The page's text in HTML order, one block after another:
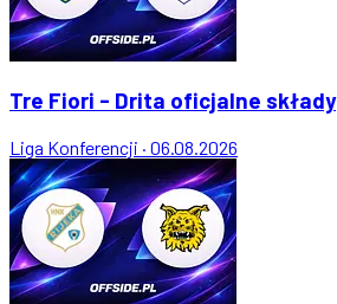
Tre Fiori - Drita oficjalne składy
Liga Konferencji · 06.08.2026